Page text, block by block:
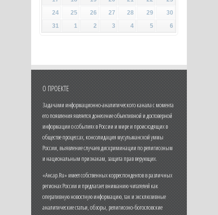
24
25 26 27 28 29
30
31
1 2 3 4 5 6
О ПРОЕКТЕ
Задачами информационно-аналитического канала с момента
его появления является донесение объективной и достоверной
информации о событиях в России и мире и происходящих в
обществе процессах, консолидация мусульманской уммы
России, выявление случаев дискриминации по религиозным
и национальным признакам, защита прав верующих.
«Ансар.Ru» имеет собственных корреспондентов в различных
регионах России и предлагает вниманию читателей как
оперативную новостную информацию, так и эксклюзивные
аналитические статьи, обзоры, религиозно-богословские